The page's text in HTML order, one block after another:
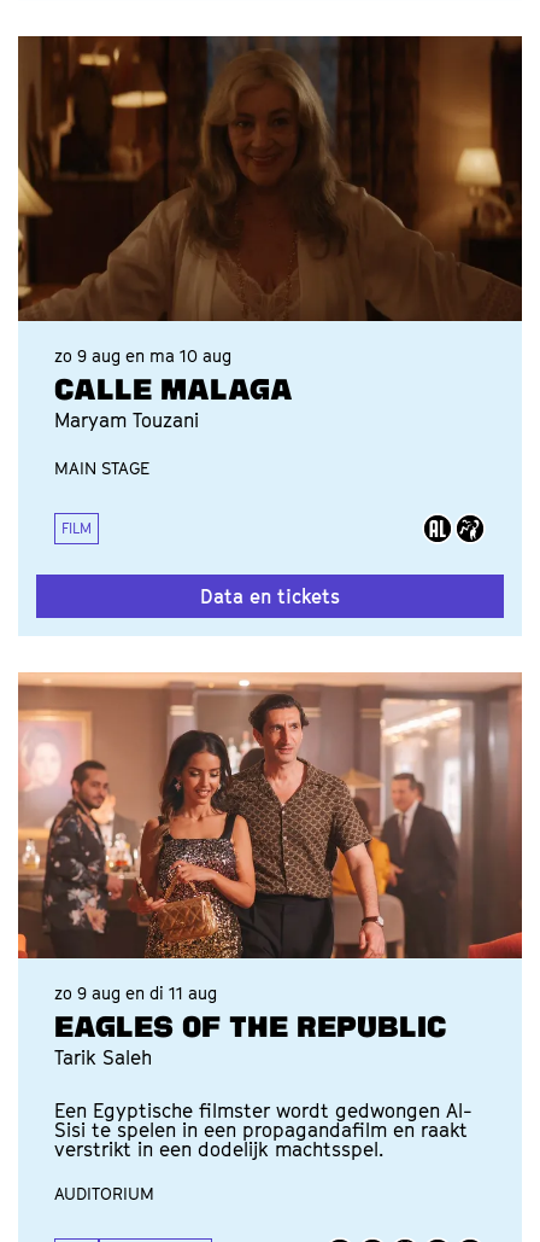
CALLE MALAGA
Maryam Touzani
zo 9 aug en ma 10 aug
MAIN STAGE
FILM
Data en tickets
EAGLES OF THE REPUBLIC
Tarik Saleh
zo 9 aug en di 11 aug
Een Egyptische filmster wordt gedwongen Al-
Sisi te spelen in een propagandafilm en raakt
verstrikt in een dodelijk machtsspel.
AUDITORIUM